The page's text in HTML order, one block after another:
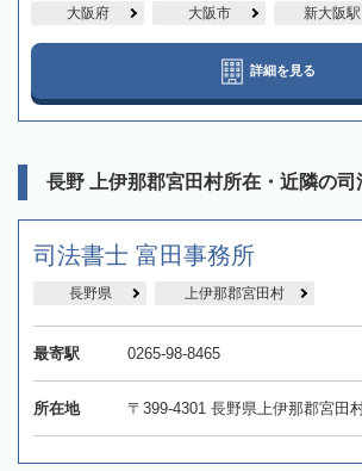
大阪府 大阪市 新大阪駅
詳細を見る
長野 上伊那郡宮田村所在・近隣の司
司法書士 富田事務所
長野県 上伊那郡宮田村
最寄駅 0265-98-8465
所在地 〒399-4301 長野県上伊那郡宮田